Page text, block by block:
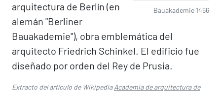
Bauakademie 1466
arquitectura de Berlín (en
alemán "Berliner
Bauakademie"), obra emblemática del
arquitecto Friedrich Schinkel. El edificio fue
diseñado por orden del Rey de Prusia.
Extracto del artículo de WikipediaAcademia de arquitectura de